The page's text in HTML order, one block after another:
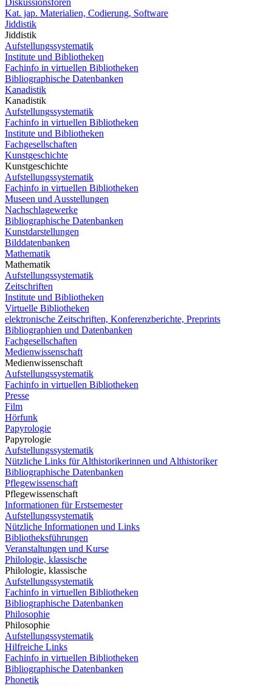
Diskussionsforen
Kat. jap. Materialien, Codierung, Software
Jiddistik
Jiddistik
Aufstellungssystematik
Institute und Bibliotheken
Fachinfo in virtuellen Bibliotheken
Bibliographische Datenbanken
Kanadistik
Kanadistik
Aufstellungssystematik
Fachinfo in virtuellen Bibliotheken
Institute und Bibliotheken
Fachgesellschaften
Kunstgeschichte
Kunstgeschichte
Aufstellungssystematik
Fachinfo in virtuellen Bibliotheken
Museen und Ausstellungen
Nachschlagewerke
Bibliographische Datenbanken
Kunstdarstellungen
Bilddatenbanken
Mathematik
Mathematik
Aufstellungssystematik
Zeitschriften
Institute und Bibliotheken
Virtuelle Bibliotheken
elektronische Zeitschriften, Konferenzberichte, Preprints
Bibliographien und Datenbanken
Fachgesellschaften
Medienwissenschaft
Medienwissenschaft
Aufstellungssystematik
Fachinfo in virtuellen Bibliotheken
Presse
Film
Hörfunk
Papyrologie
Papyrologie
Aufstellungssystematik
Nützliche Links für Althistorikerinnen und Althistoriker
Bibliographische Datenbanken
Pflegewissenschaft
Pflegewissenschaft
Informationen für Erstsemester
Aufstellungssystematik
Nützliche Informationen und Links
Bibliotheksführungen
Veranstaltungen und Kurse
Philologie, klassische
Philologie, klassische
Aufstellungssystematik
Fachinfo in virtuellen Bibliotheken
Bibliographische Datenbanken
Philosophie
Philosophie
Aufstellungssystematik
Hilfreiche Links
Fachinfo in virtuellen Bibliotheken
Bibliographische Datenbanken
Phonetik